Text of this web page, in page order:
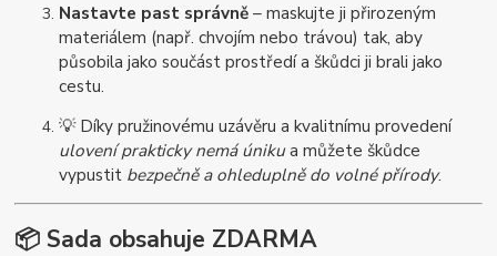
Nastavte past správně– maskujte ji přirozeným
materiálem (např. chvojím nebo trávou) tak, aby
působila jako součást prostředí a škůdci ji brali jako
cestu.
💡 Díky pružinovému uzávěru a kvalitnímu provedení
ulovení prakticky nemá únikua můžete škůdce
vypustit bezpečně a ohleduplně do volné přírody.
📦Sada obsahuje ZDARMA